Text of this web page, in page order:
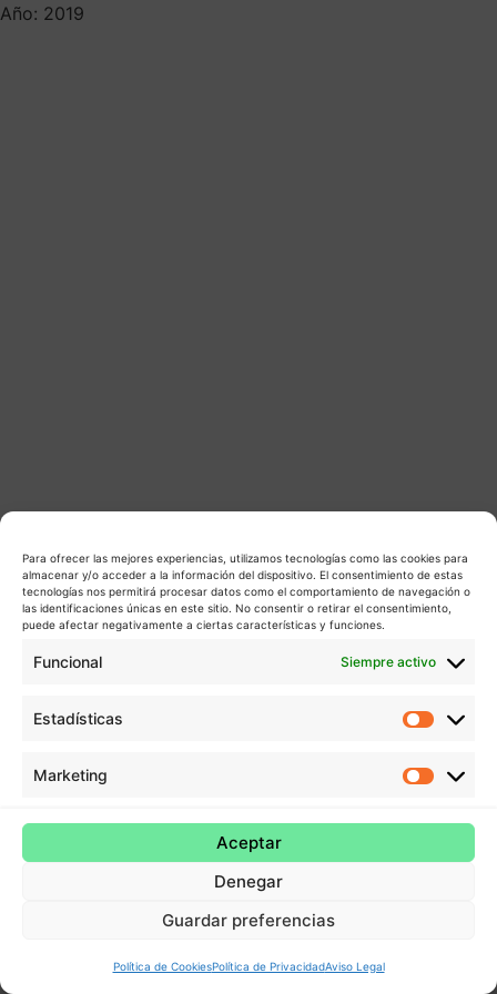
Para ofrecer las mejores experiencias, utilizamos tecnologías como las cookies para
almacenar y/o acceder a la información del dispositivo. El consentimiento de estas
tecnologías nos permitirá procesar datos como el comportamiento de navegación o
las identificaciones únicas en este sitio. No consentir o retirar el consentimiento,
puede afectar negativamente a ciertas características y funciones.
Funcional Siempre activo
Estadísticas
Marketing
Aceptar
Denegar
Guardar preferencias
Política de CookiesPolítica de PrivacidadAviso Legal
Año: 2019